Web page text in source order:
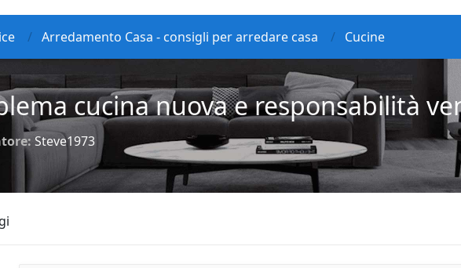
Arredamento Casa - consigli per arredare casa Cucine
cucina nuova e responsabilità
Steve1973